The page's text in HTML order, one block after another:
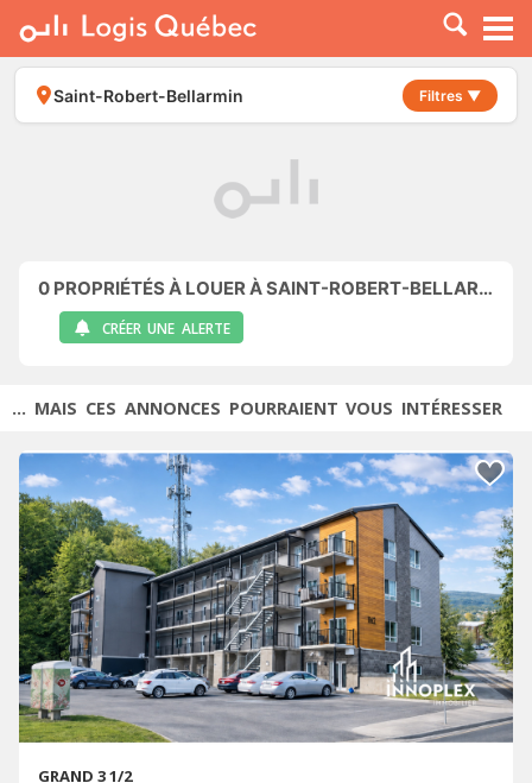
À LOUER
À VENDRE
PLACER UNE ANNONCE
Saint-Robert-Bellarmin Filtres ▼
0 PROPRIÉTÉS À LOUER À SAINT-ROBERT-BELLARMIN
CRÉER UNE ALERTE
... MAIS CES ANNONCES POURRAIENT VOUS INTÉRESSER
GRAND 3 1/2